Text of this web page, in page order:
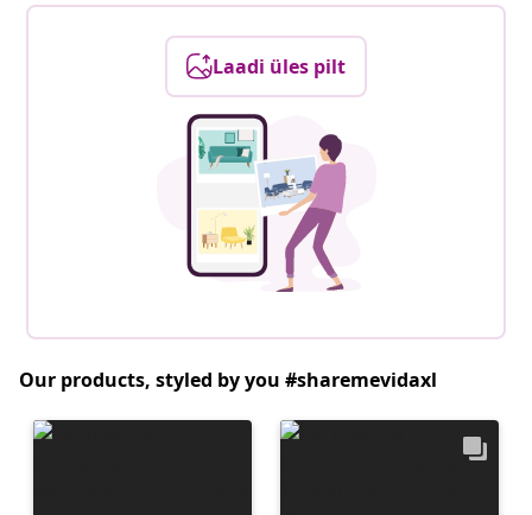
Laadi üles pilt
Our products, styled by you #sharemevidaxl